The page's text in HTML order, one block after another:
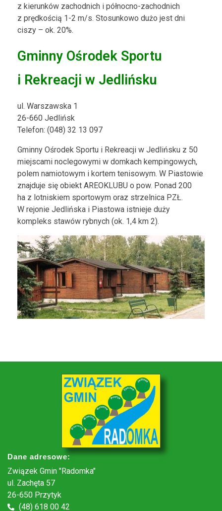
z kierunków zachodnich i północno-zachodnich
z prędkością 1-2 m/s. Stosunkowo dużo jest dni
ciszy – ok. 20%.
Gminny Ośrodek Sportu
i Rekreacji w Jedlińsku
ul. Warszawska 1
26-660 Jedlińsk
Telefon: (048) 32 13 097
Gminny Ośrodek Sportu i Rekreacji w Jedlińsku z 50
miejscami noclegowymi w domkach kempingowych,
polem namiotowym i kortem tenisowym. W Piastowie
znajduje się obiekt AREOKLUBU o pow. Ponad 200
ha z lotniskiem sportowym oraz strzelnica PZŁ.
W rejonie Jedlińska i Piastowa istnieje duży
kompleks stawów rybnych (ok. 1,4 km 2).
Dane adresowe:
Związek Gmin "Radomka"
ul. Zachęta 57
26-650 Przytyk
(48) 618 00 42